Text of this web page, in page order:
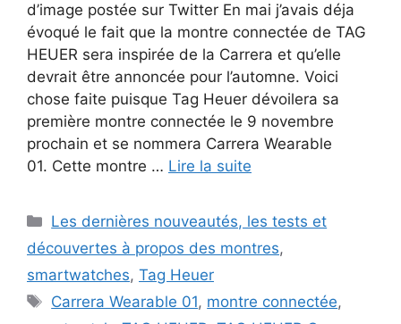
d’image postée sur Twitter En mai j’avais déja
évoqué le fait que la montre connectée de TAG
HEUER sera inspirée de la Carrera et qu’elle
devrait être annoncée pour l’automne. Voici
chose faite puisque Tag Heuer dévoilera sa
première montre connectée le 9 novembre
prochain et se nommera Carrera Wearable
01. Cette montre … Lire la suite
Catégories
Les dernières nouveautés, les tests et
découvertes à propos des montres,
smartwatches, Tag Heuer
Étiquettes
Carrera Wearable 01, montre connectée,